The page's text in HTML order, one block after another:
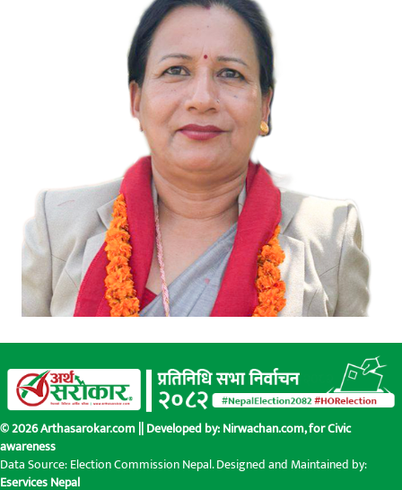
© 2026 Arthasarokar.com || Developed by:Nirwachan.com, for Civic
awareness
Data Source: Election Commission Nepal. Designed and Maintained by:
Eservices Nepal